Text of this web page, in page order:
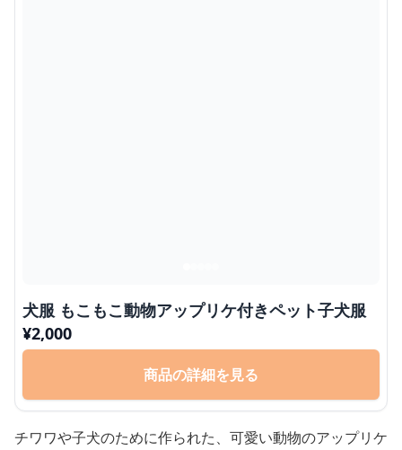
犬服 もこもこ動物アップリケ付きペット子犬服
¥2,000
商品の詳細を見る
チワワや子犬のために作られた、可愛い動物のアップリケ